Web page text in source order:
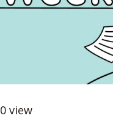
0 view